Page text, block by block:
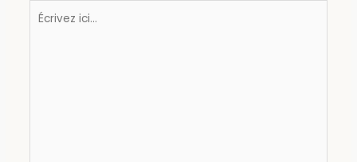
Écrivez